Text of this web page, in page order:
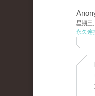
星期三
永久连